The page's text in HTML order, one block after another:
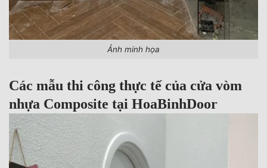
Ảnh minh họa
Các mẫu thi công thực tế của cửa vòm
nhựa Composite tại HoaBinhDoor